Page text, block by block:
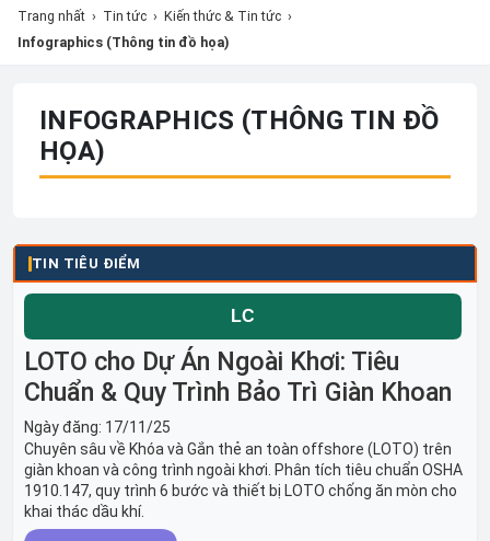
Trang nhất › Tin tức › Kiến thức & Tin tức ›
Infographics (Thông tin đồ họa)
INFOGRAPHICS (THÔNG TIN ĐỒ
HỌA)
TIN TIÊU ĐIỂM
LOTO cho Dự Án Ngoài Khơi: Tiêu
Chuẩn & Quy Trình Bảo Trì Giàn Khoan
Ngày đăng: 17/11/25
Chuyên sâu về Khóa và Gắn thẻ an toàn offshore (LOTO) trên
giàn khoan và công trình ngoài khơi. Phân tích tiêu chuẩn OSHA
1910.147, quy trình 6 bước và thiết bị LOTO chống ăn mòn cho
khai thác dầu khí.